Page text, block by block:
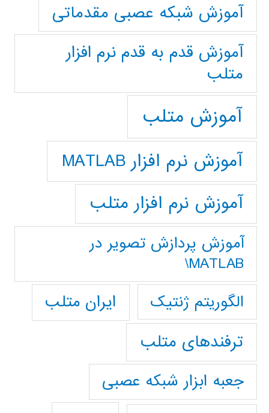
آموزش شبکه عصبی مقدماتی
آموزش قدم به قدم نرم افزار
متلب
آموزش متلب
آموزش نرم افزار MATLAB
آموزش نرم افزار متلب
آموزش پردازش تصوير در
MATLAB\
الگوریتم ژنتیک
ایران متلب
ترفندهای متلب
جعبه ابزار شبکه عصبی